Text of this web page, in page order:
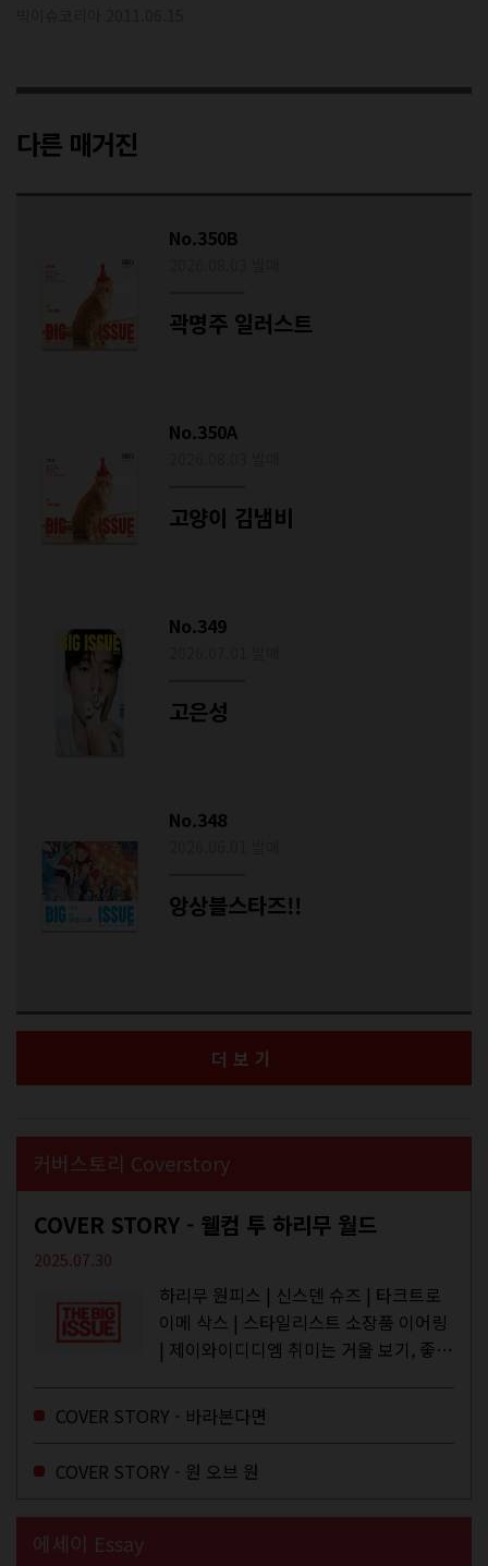
다른 매거진
No.350B
곽명주 일러스트
No.350A
고양이 김냄비
No.349
고은성
No.348
앙상블스타즈!!
더보기
커버스토리 Coverstory
COVER STORY - 웰컴 투 하리무 월드
2025.07.30
하리무 원피스 | 신스덴 슈즈 | 타크트로
이메 삭스 | 스타일리스트 소장품 이어링
| 제이와이디디엠 취미는 거울 보기, 좋아
주와...
COVER STORY - 바라본다면
COVER STORY - 원 오브 원
에세이 Essay